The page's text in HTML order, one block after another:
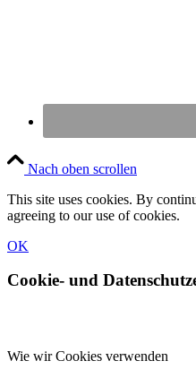
Nach oben scrollen
This site uses cookies. By
agreeing to our use of cookies.
OK
Cookie- und
Wie wir Cookies verwenden